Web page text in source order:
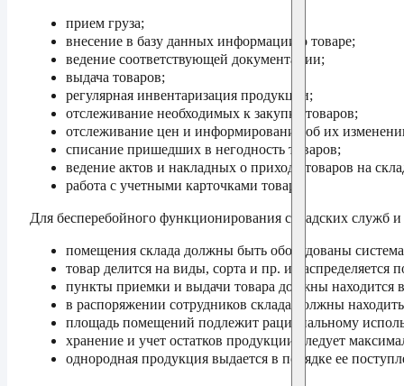
прием груза;
внесение в базу данных информации о товаре;
ведение соответствующей документации;
выдача товаров;
регулярная инвентаризация продукции;
отслеживание необходимых к закупке товаров;
отслеживание цен и информирование об их
списание пришедших в негодность товаров;
ведение актов и накладных о приходе товаров на
работа с учетными карточками товара.
Для бесперебойного функционирования складских служб
помещения склада должны быть оборудованы
товар делится на виды, сорта и пр. и распределяется
пункты приемки и выдачи товара должны находится
в распоряжении сотрудников склада должны
площадь помещений подлежит рациональному
хранение и учет остатков продукции следует
однородная продукция выдается в порядке ее